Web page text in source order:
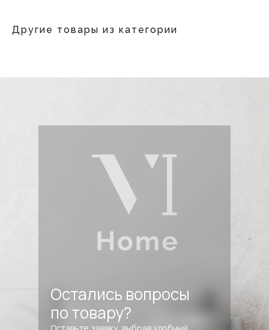
Другие товары из категории
Остались вопросы
по товару?